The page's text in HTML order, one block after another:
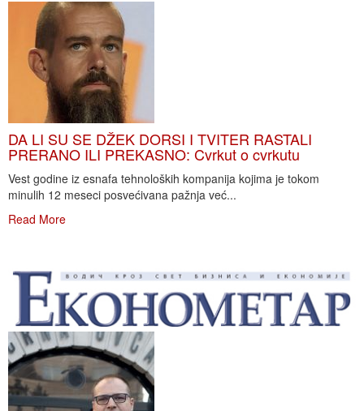
DA LI SU SE DŽEK DORSI I TVITER RASTALI
PRERANO ILI PREKASNO: Cvrkut o cvrkutu
Vest godine iz esnafa tehnoloških kompanija kojima je tokom
minulih 12 meseci posvećivana pažnja već...
Read More